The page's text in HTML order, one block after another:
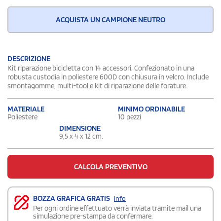
ACQUISTA UN CAMPIONE NEUTRO
DESCRIZIONE
Kit riparazione bicicletta con 14 accessori. Confezionato in una
robusta custodia in poliestere 600D con chiusura in velcro. Include
smontagomme, multi-tool e kit di riparazione delle forature.
MATERIALE
Poliestere
MINIMO ORDINABILE
10 pezzi
DIMENSIONE
9,5 x 4 x 12 cm.
CALCOLA PREVENTIVO
BOZZA GRAFICA GRATIS info
Per ogni ordine effettuato verrà inviata tramite mail una
simulazione pre-stampa da confermare.